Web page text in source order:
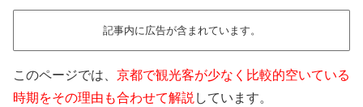
記事内に広告が含まれています。
このページでは、 京都で観光客が少なく比較的空いている
時期をその理由も合わせて解説 しています。